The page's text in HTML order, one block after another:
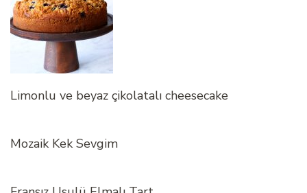
Limonlu ve beyaz çikolatalı cheesecake
Mozaik Kek Sevgim